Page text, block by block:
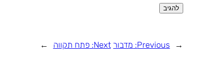
←
Previous: מדבור Next: פתח תקווה →